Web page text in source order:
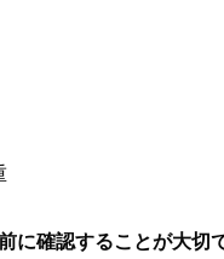
に確認することが大切